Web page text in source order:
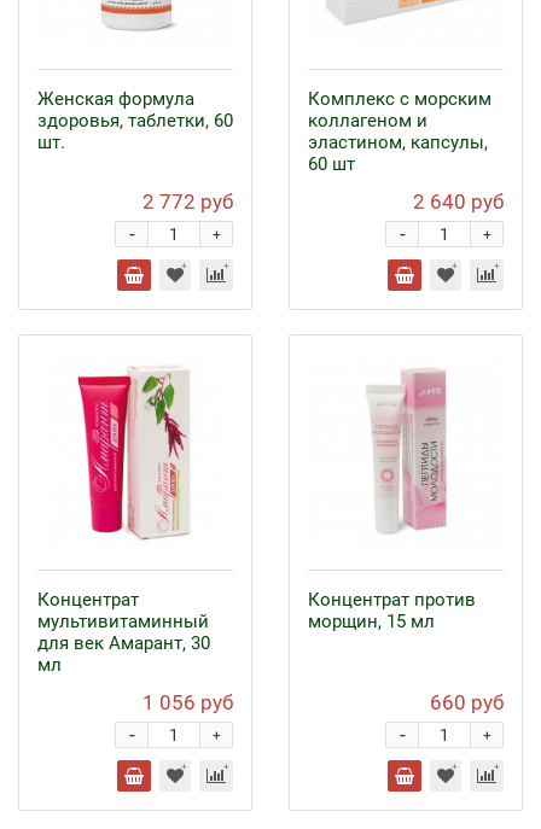
Женская формула
здоровья, таблетки, 60
шт.
2 772 руб
+
-
Комплекс с морским
коллагеном и
эластином, капсулы,
60 шт
2 640 руб
+
-
Концентрат
мультивитаминный
для век Амарант, 30
мл
1 056 руб
+
-
Концентрат против
морщин, 15 мл
660 руб
+
-